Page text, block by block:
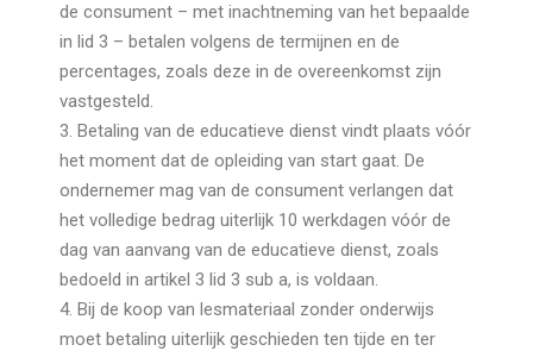
de consument – met inachtneming van het bepaalde
in lid 3 – betalen volgens de termijnen en de
percentages, zoals deze in de overeenkomst zijn
vastgesteld.
3. Betaling van de educatieve dienst vindt plaats vóór
het moment dat de opleiding van start gaat. De
ondernemer mag van de consument verlangen dat
het volledige bedrag uiterlijk 10 werkdagen vóór de
dag van aanvang van de educatieve dienst, zoals
bedoeld in artikel 3 lid 3 sub a, is voldaan.
4. Bij de koop van lesmateriaal zonder onderwijs
moet betaling uiterlijk geschieden ten tijde en ter